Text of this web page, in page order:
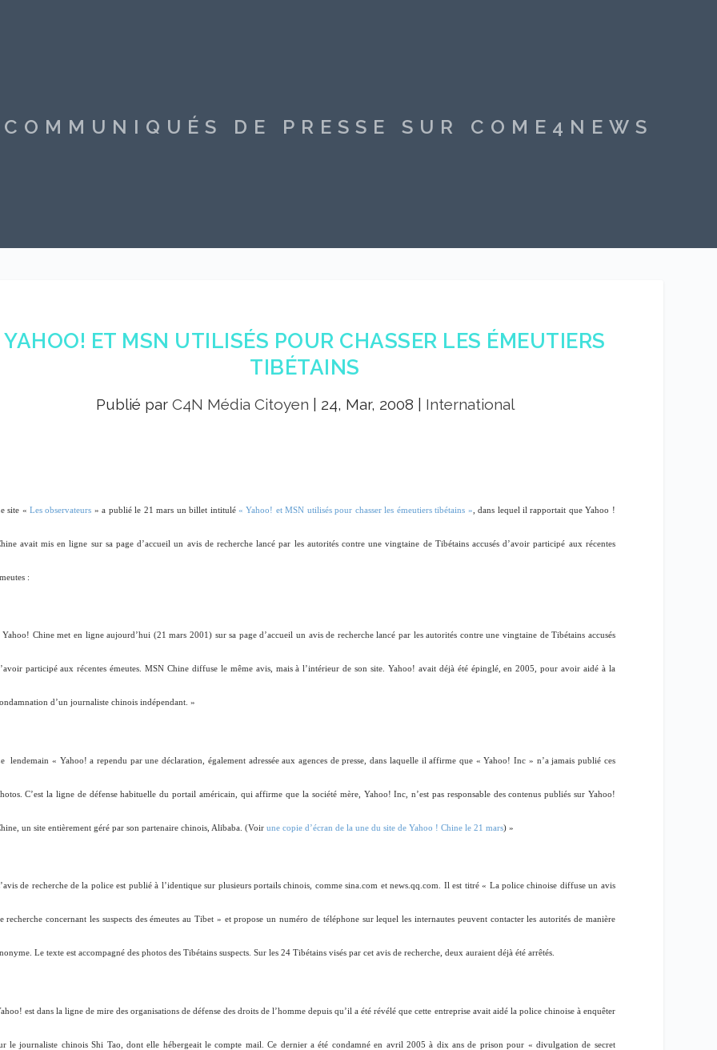
DE PRESSE SUR COME4NEWS
YAHOO! ET MSN UTILISÉS POUR CHASSER LES ÉMEUTIERS
TIBÉTAINS
Publié par C4N Média Citoyen 24, Mar, 2008 International
site « Les observateurs » a publié le 21 mars un billet intitulé« Yahoo! et MSN utilisés pour chasser les émeutiers tibétains » , dans lequel il rapportait que Yahoo !
avait mis en ligne sur sa page d’accueil un avis de recherche lancé par les autorités contre une vingtaine de Tibétains accusés d’avoir participé aux récentes
:
Yahoo! Chine met en ligne aujourd’hui (21 mars 2001) sur sa page d’accueil un avis de recherche lancé par les autorités contre une vingtaine de Tibétains accusés
participé aux récentes émeutes. MSN Chine diffuse le même avis, mais à l’intérieur de son site. Yahoo! avait déjà été épinglé, en 2005, pour avoir aidé à la
d’un journaliste chinois indépendant. »
lendemain « Yahoo! a rependu par une déclaration, également adressée aux agences de presse, dans laquelle il affirme que « Yahoo! Inc » n’a jamais publié ces
C’est la ligne de défense habituelle du portail américain, qui affirme que la société mère, Yahoo! Inc, n’est pas responsable des contenus publiés sur Yahoo!
un site entièrement géré par son partenaire chinois, Alibaba. (Voir une copie d’écran de la une du site de Yahoo ! Chine le 21 mars) »
de recherche de la police est publié à l’identique sur plusieurs portails chinois, comme sina.com et news.qq.com. Il est titré « La police chinoise diffuse un avis
recherche concernant les suspects des émeutes au Tibet » et propose un numéro de téléphone sur lequel les internautes peuvent contacter les autorités de manière
Le texte est accompagné des photos des Tibétains suspects. Sur les 24 Tibétains visés par cet avis de recherche, deux auraient déjà été arrêtés.
est dans la ligne de mire des organisations de défense des droits de l’homme depuis qu’il a été révélé que cette entreprise avait aidé la police chinoise à enquêter
le journaliste chinois Shi Tao, dont elle hébergeait le compte mail. Ce dernier a été condamné en avril 2005 à dix ans de prison pour « divulgation de secret